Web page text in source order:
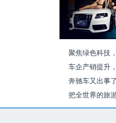
聚焦绿色科技
车企产销提升
奔驰车又出事
把全世界的旅